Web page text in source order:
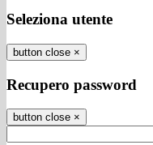
Seleziona utente
button close ×
Recupero password
button close ×